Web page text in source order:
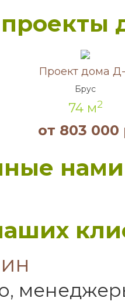
Проект дома
Брус
74 м2
от 803 000